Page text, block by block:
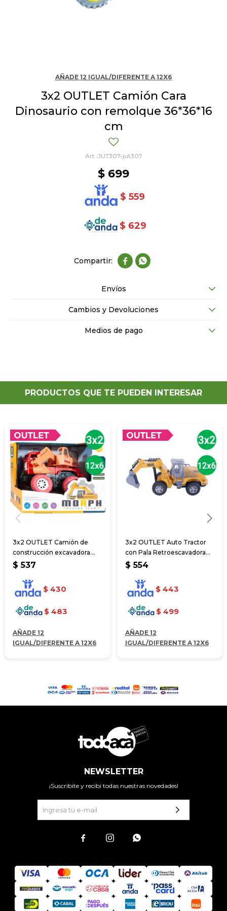
AÑADE 12 IGUAL/DIFERENTE A 12X6
3x2 OUTLET Camión Cara
Dinosaurio con remolque 36*36*16
cm
JUT307-jut307
$ 699
$ 559
$ 629
 
Envíos
Cambios y Devoluciones
Medios de pago
PRODUCTOS QUE TE PUEDEN INTERESAR
3x2 OUTLET Camión de
construcción excavadora
caja 20*11*16cm
$ 537
$ 430
$ 483
AÑADE 12
IGUAL/DIFERENTE A 12X6
3x2 OUTLET Auto Tractor
con Pala Retroescavadora
12*25 cm
$ 554
$ 443
$ 499
AÑADE 12
IGUAL/DIFERENTE A 12X6
NEWSLETTER
¡Suscribite y recibí todas nuestras novedades!
  